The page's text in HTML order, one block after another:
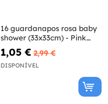
16 guardanapos rosa baby
shower (33x33cm) - Pink
Floral Elephant
1,05 € 2,99 €
DISPONÍVEL